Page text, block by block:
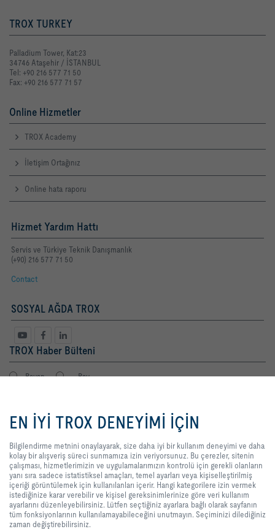
TROX TURKEY
Palladium Tower, Kat:23
34746 Ataşehir / İSTANBUL
Tel: +90 216 577 71 50
Fax: +90 216 577 71 57
Online Hizmetler
TROX Academy
İletişim Ortağınız
Online hata raporu
Hizmet Yardım Hattı
Servis ve Türkiye Teknik Danışmanlık
(+90) 216 577 71 50
Contact
SOSYAL AĞDA TROX
TROX Haber Bülteni
Bayan Bay
Yasal Terimler kayıt
GİRİŞ İLETİŞİM BASKI Teslimat ve ödeme şartları GIZLILIK
size daha iyi bir kullanım deneyimi
ve daha kolay bir alışveriş süreci
sunmamıza izin veriyorsunuz. Bu
çerezler, sitenin çalışması,
hizmetlerimizin ve
uygulamalarımızın kontrolü için
gerekli olanların yanı sıra sadece
istatistiksel amaçları, temel ayarları
veya kişiselleştirilmiş içeriği
görüntülemek için kullanılanları
içerir. Hangi kategorilere izin
EN İYİ TROX DENEYİMİ İÇİN
Bilgilendirme metnini onaylayarak, size daha iyi bir kullanım deneyimi ve daha
kolay bir alışveriş süreci sunmamıza izin veriyorsunuz. Bu çerezler, sitenin
çalışması, hizmetlerimizin ve uygulamalarımızın kontrolü için gerekli olanların
yanı sıra sadece istatistiksel amaçları, temel ayarları veya kişiselleştirilmiş
içeriği görüntülemek için kullanılanları içerir. Hangi kategorilere izin vermek
istediğinize karar verebilir ve kişisel gereksinimlerinize göre veri kullanım
ayarlarını düzenleyebilirsiniz. Lütfen seçtiğiniz ayarlara bağlı olarak sayfanın
tüm fonksiyonlarının kullanılamayabileceğini unutmayın. Seçiminizi dilediğiniz
zaman değiştirebilirsiniz.